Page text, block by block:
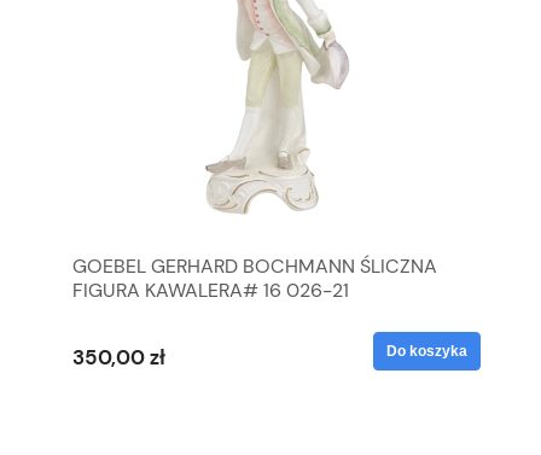
GOEBEL GERHARD BOCHMANN ŚLICZNA
FIGURA KAWALERA# 16 026-21
350,00 zł Do koszyka